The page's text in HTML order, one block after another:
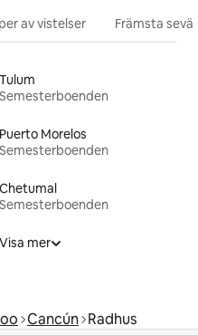
av vistelser Främsta
Tulum
Semesterboenden
Puerto Morelos
Semesterboenden
Chetumal
Semesterboenden
Visa mer
Cancún Radhus